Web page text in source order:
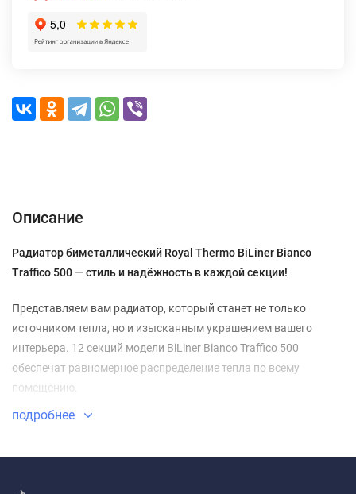
Описание
Радиатор биметаллический Royal Thermo BiLiner Bianco
Traffico 500 — стиль и надёжность в каждой секции!
Представляем вам радиатор, который станет не только
источником тепла, но и изысканным украшением вашего
интерьера. 12 секций модели BiLiner Bianco Traffico 500
обеспечат равномерное распределение тепла по всему
помещению.
Благодаря нижнему подключению VR80 радиатор легко
подробнее